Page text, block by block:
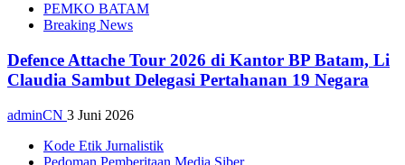
PEMKO BATAM
Breaking News
Defence Attache Tour 2026 di Kantor BP Batam, Li
Claudia Sambut Delegasi Pertahanan 19 Negara
adminCN 3 Juni 2026
Kode Etik Jurnalistik
Pedoman Pemberitaan Media Siber